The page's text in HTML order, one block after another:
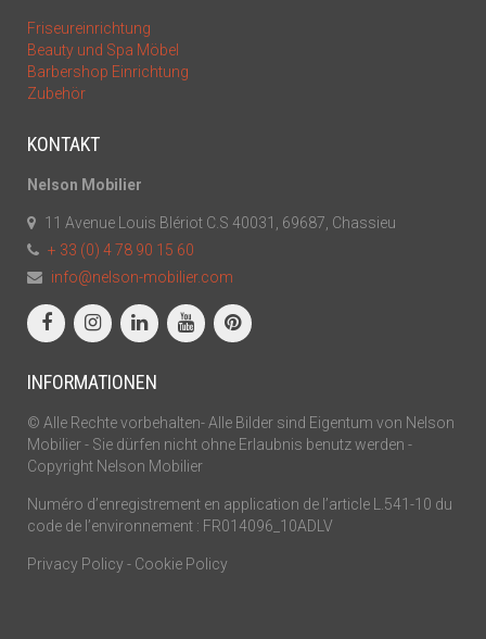
Friseureinrichtung
Beauty und Spa Möbel
Barbershop Einrichtung
Zubehör
KONTAKT
Nelson Mobilier
11 Avenue Louis Blériot C.S 40031, 69687, Chassieu
+ 33 (0) 4 78 90 15 60
info@nelson-mobilier.com
INFORMATIONEN
© Alle Rechte vorbehalten- Alle Bilder sind Eigentum von Nelson
Mobilier - Sie dürfen nicht ohne Erlaubnis benutz werden -
Copyright Nelson Mobilier
Numéro d’enregistrement en application de l’article L.541-10 du
code de l’environnement : FR014096_10ADLV
Privacy Policy- Cookie Policy